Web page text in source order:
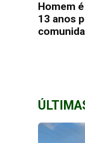
Homem
13 anos